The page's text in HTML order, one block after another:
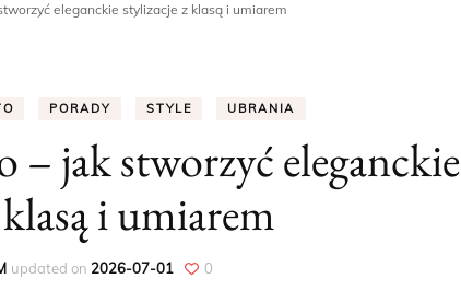
eleganckie stylizacje z klasą i umiarem
PORADY STYLE UBRANIA
– jak stworzyć eleganckie
i umiarem
updated on 2026-07-01 0